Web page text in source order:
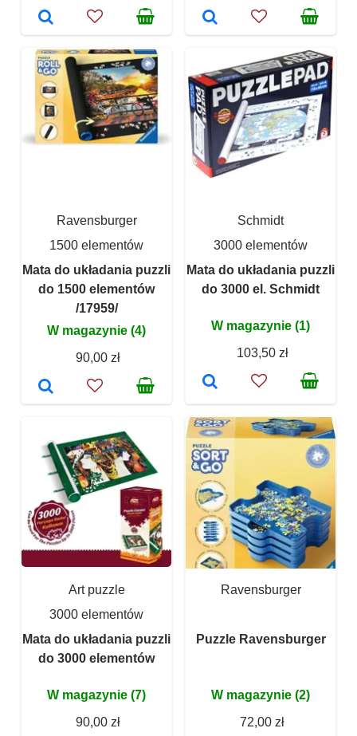
Ravensburger
1500 elementów
Mata do układania puzzli
do 1500 elementów
/17959/
W magazynie (4)
90,00 zł
Schmidt
3000 elementów
Mata do układania puzzli
do 3000 el. Schmidt
W magazynie (1)
103,50 zł
Art puzzle
3000 elementów
Mata do układania puzzli
do 3000 elementów
W magazynie (7)
90,00 zł
Ravensburger
Puzzle Ravensburger
W magazynie (2)
72,00 zł